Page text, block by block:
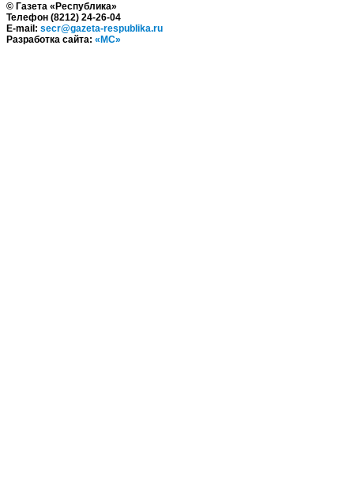
© Газета «Республика»
Телефон (8212) 24-26-04
E-mail: secr@gazeta-respublika.ru
Разработка сайта: «МС»